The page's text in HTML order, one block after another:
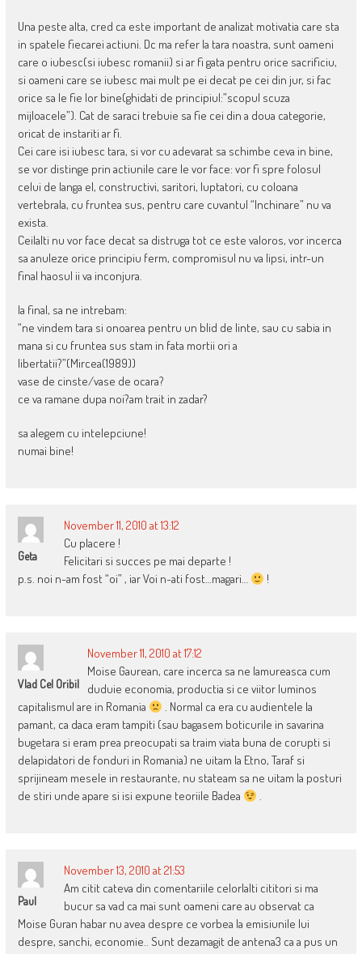
Una peste alta, cred ca este important de analizat motivatia care sta
in spatele fiecarei actiuni. Dc ma refer la tara noastra, sunt oameni
care o iubesc(si iubesc romanii) si ar fi gata pentru orice sacrificiu,
si oameni care se iubesc mai mult pe ei decat pe cei din jur, si fac
orice sa le fie lor bine(ghidati de principiul:”scopul scuza
mijloacele”). Cat de saraci trebuie sa fie cei din a doua categorie,
oricat de instariti ar fi.
Cei care isi iubesc tara, si vor cu adevarat sa schimbe ceva in bine,
se vor distinge prin actiunile care le vor face: vor fi spre folosul
celui de langa el, constructivi, saritori, luptatori, cu coloana
vertebrala, cu fruntea sus, pentru care cuvantul “Inchinare” nu va
exista.
Ceilalti nu vor face decat sa distruga tot ce este valoros, vor incerca
sa anuleze orice principiu ferm, compromisul nu va lipsi, intr-un
final haosul ii va inconjura.
la final, sa ne intrebam:
“ne vindem tara si onoarea pentru un blid de linte, sau cu sabia in
mana si cu fruntea sus stam in fata mortii ori a
libertatii?”(Mircea(1989))
vase de cinste/vase de ocara?
ce va ramane dupa noi?am trait in zadar?
sa alegem cu intelepciune!
numai bine!
Geta
November 11, 2010 at 13:12
Cu placere !
Felicitari si succes pe mai departe !
p.s. noi n-am fost “oi” , iar Voi n-ati fost…magari…
!
Vlad Cel Oribil
November 11, 2010 at 17:12
Moise Gaurean, care incerca sa ne lamureasca cum
duduie economia, productia si ce viitor luminos
capitalismul are in Romania
. Normal ca era cu audientele la
pamant, ca daca eram tampiti (sau bagasem boticurile in savarina
bugetara si eram prea preocupati sa traim viata buna de corupti si
delapidatori de fonduri in Romania) ne uitam la Etno, Taraf si
sprijineam mesele in restaurante, nu stateam sa ne uitam la posturi
de stiri unde apare si isi expune teoriile Badea
.
Paul
November 13, 2010 at 21:53
Am citit cateva din comentariile celorlalti cititori si ma
bucur sa vad ca mai sunt oameni care au observat ca
Moise Guran habar nu avea despre ce vorbea la emisiunile lui
despre, sanchi, economie.. Sunt dezamagit de antena3 ca a pus un